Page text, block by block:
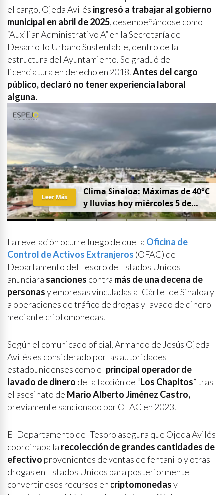
el cargo, Ojeda Avilés ingresó a trabajar al gobierno
municipal en abril de 2025, desempeñándose como
“Auxiliar Administrativo A” en la Secretaría de
Desarrollo Urbano Sustentable, dentro de la
estructura del Ayuntamiento. Se graduó de
licenciatura en derecho en 2018.Antes del cargo
público, declaró no tener experiencia laboral
alguna.
Clima Sinaloa: Máximas de 40°C
y lluvias hoy miércoles 5 de
agosto
Leer Más
La revelación ocurre luego de que la Oficina de
Control de Activos Extranjeros (OFAC) del
Departamento del Tesoro de Estados Unidos
anunciara sanciones contra más de una decena de
personasy empresas vinculadas al Cártel de Sinaloa y
a operaciones de tráfico de drogas y lavado de dinero
mediante criptomonedas.
Según el comunicado oficial, Armando de Jesús Ojeda
Avilés es considerado por las autoridades
estadounidenses como el principal operador de
lavado de dinero de la facción de “Los Chapitos” tras
el asesinato de Mario Alberto Jiménez Castro,
previamente sancionado por OFAC en 2023.
El Departamento del Tesoro asegura que Ojeda Avilés
coordinaba la recolección de grandes cantidades de
efectivo provenientes de ventas de fentanilo y otras
drogas en Estados Unidos para posteriormente
convertir esos recursos en criptomonedasy